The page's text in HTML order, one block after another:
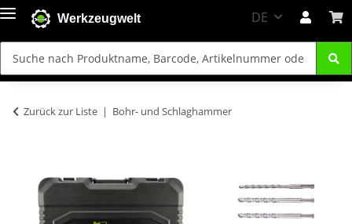
Werkzeugwelt DE
Zurück zur Liste Bohr- und Schlaghammer